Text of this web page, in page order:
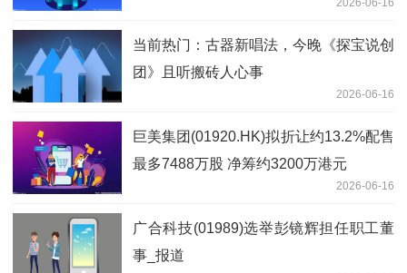
当前热门：古器新唱法，今晚《探宝说创
团》且听搬砖人心事
2026-06-16
巨美集团(01920.HK)拟折让约13.2%配售
最多7488万股 净筹约3200万港元
2026-06-16
广合科技(01989)选举彭镜辉担任职工董
事_报道